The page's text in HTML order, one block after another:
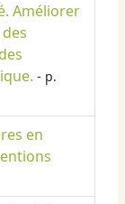
Améliorer
- p.
en